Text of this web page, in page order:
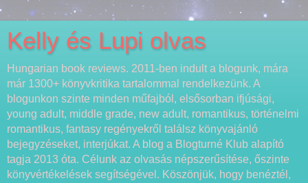
Kelly és Lupi olvas
Hungarian book reviews. 2011-ben indult a blogunk, mára
már 1300+ könyvkritika tartalommal rendelkezünk. A
blogunkon szinte minden műfajból, elsősorban ifjúsági,
young adult, middle grade, new adult, romantikus, történelmi
romantikus, fantasy regényekről találsz könyvajánló
bejegyzéseket, interjúkat. A blog a Blogturné Klub alapító
tagja 2013 óta. Célunk az olvasás népszerűsítése, őszinte
könyvértékelések segítségével. Köszönjük, hogy benéztél,